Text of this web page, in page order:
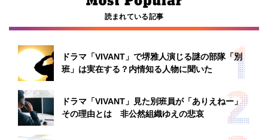
読まれている記事
ドラマ「VIVANT」で堺雅人演じる謎の部隊「別
班」は実在する？内情知る人物に聞いた
ドラマ「VIVANT」見た別班員が「ありえねー」
その理由とは 非公然組織ゆえの悲哀